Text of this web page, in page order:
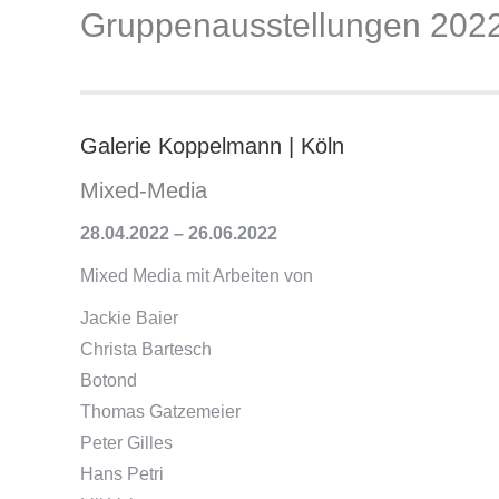
Gruppenausstellungen
Galerie Koppelmann | Köln
Mixed-Media
28.04.2022 – 26.06.2022
Mixed Media mit Arbeiten von
Jackie Baier
Christa Bartesch
Botond
Thomas Gatzemeier
Peter Gilles
Hans Petri